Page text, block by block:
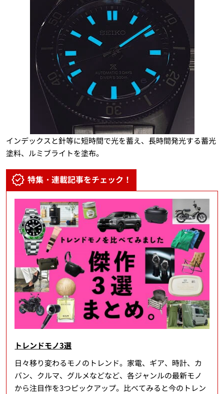
インデックスと針等に短時間で光を蓄え、長時間発光する蓄光
塗料、ルミブライトを塗布。
特集・連載記事をチェック！
トレンドモノ3選
日々移り変わるモノのトレンド。家電、ギア、時計、カ
バン、クルマ、グルメなどなど、各ジャンルの最新モノ
から注目作を3つピックアップ。比べてみると今のトレン